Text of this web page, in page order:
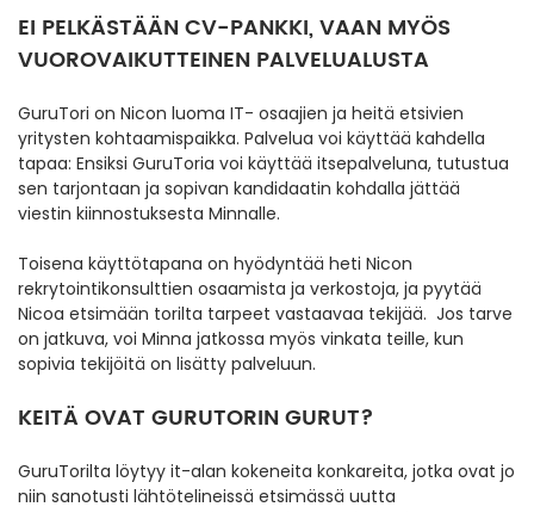
EI PELKÄSTÄÄN CV-PANKKI, VAAN MYÖS
VUOROVAIKUTTEINEN PALVELUALUSTA
GuruTori on Nicon luoma IT- osaajien ja heitä etsivien
yritysten kohtaamispaikka. Palvelua voi käyttää kahdella
tapaa: Ensiksi GuruToria voi käyttää itsepalveluna, tutustua
sen tarjontaan ja sopivan kandidaatin kohdalla jättää
viestin kiinnostuksesta Minnalle.
Toisena käyttötapana on hyödyntää heti Nicon
rekrytointikonsulttien osaamista ja verkostoja, ja pyytää
Nicoa etsimään torilta tarpeet vastaavaa tekijää. Jos tarve
on jatkuva, voi Minna jatkossa myös vinkata teille, kun
sopivia tekijöitä on lisätty palveluun.
KEITÄ OVAT GURUTORIN GURUT?
GuruTorilta löytyy it-alan kokeneita konkareita, jotka ovat jo
niin sanotusti lähtötelineissä etsimässä uutta